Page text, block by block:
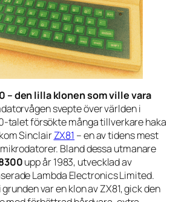
– den lilla klonen som ville vara
svepte över världen i
talet försökte många tillverkare haka
SinclairZX81 – en av tidens mest
Bland dessa utmanare
upp år 1983, utvecklad av
Lambda Electronics Limited.
var en klon av ZX81, gick den